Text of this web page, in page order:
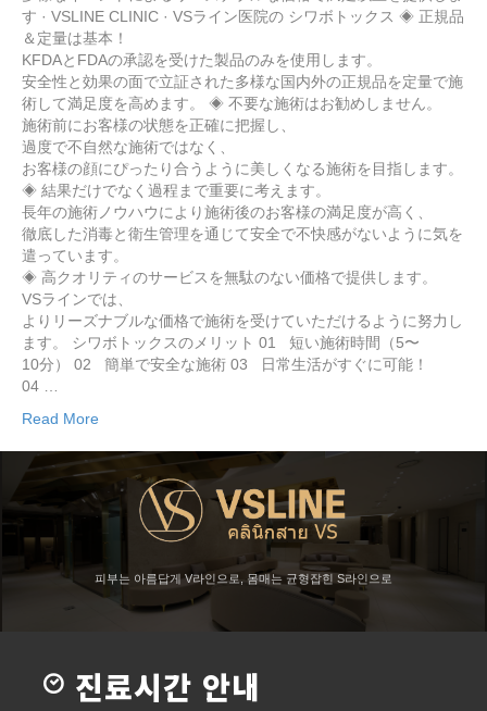
す · VSLINE CLINIC · VSライン医院の シワボトックス ◈ 正規品
＆定量は基本！
KFDAとFDAの承認を受けた製品のみを使用します。
安全性と効果の面で立証された多様な国内外の正規品を定量で施
術して満足度を高めます。 ◈ 不要な施術はお勧めしません。
施術前にお客様の状態を正確に把握し、
過度で不自然な施術ではなく、
お客様の顔にぴったり合うように美しくなる施術を目指します。
◈ 結果だけでなく過程まで重要に考えます。
長年の施術ノウハウにより施術後のお客様の満足度が高く、
徹底した消毒と衛生管理を通じて安全で不快感がないように気を
遣っています。
◈ 高クオリティのサービスを無駄のない価格で提供します。
VSラインでは、
よりリーズナブルな価格で施術を受けていただけるように努力し
ます。 シワボトックスのメリット 01 短い施術時間（5〜
10分） 02 簡単で安全な施術 03 日常生活がすぐに可能！
04 …
Read More
피부는 아름답게 V라인으로, 몸매는 균형잡힌 S라인으로
진료시간 안내